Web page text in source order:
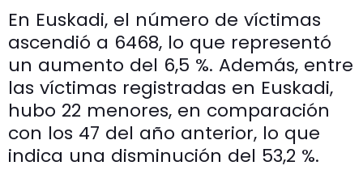
En Euskadi, el número de víctimas
ascendió a 6468, lo que representó
un aumento del 6,5 %. Además, entre
las víctimas registradas en Euskadi,
hubo 22 menores, en comparación
con los 47 del año anterior, lo que
indica una disminución del 53,2 %.